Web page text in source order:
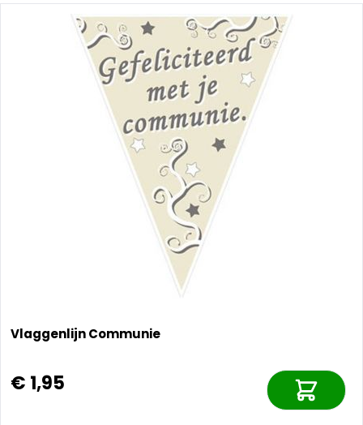
Vlaggenlijn Communie
€ 1,95